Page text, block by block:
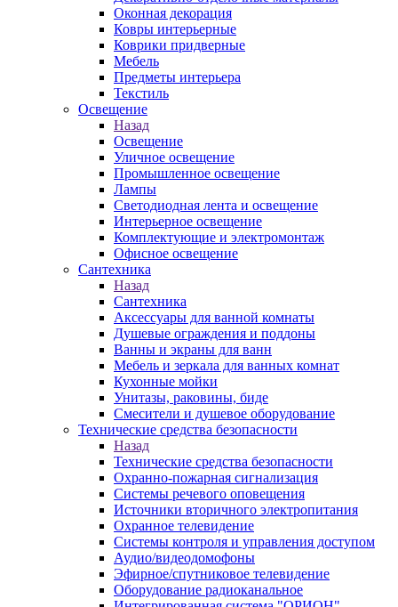
Оконная декорация
Ковры интерьерные
Коврики придверные
Мебель
Предметы интерьера
Текстиль
Освещение
Назад
Освещение
Уличное освещение
Промышленное освещение
Лампы
Светодиодная лента и освещение
Интерьерное освещение
Комплектующие и электромонтаж
Офисное освещение
Сантехника
Назад
Сантехника
Аксессуары для ванной комнаты
Душевые ограждения и поддоны
Ванны и экраны для ванн
Мебель и зеркала для ванных комнат
Кухонные мойки
Унитазы, раковины, биде
Смесители и душевое оборудование
Технические средства безопасности
Назад
Технические средства безопасности
Охранно-пожарная сигнализация
Системы речевого оповещения
Источники вторичного электропитания
Охранное телевидение
Системы контроля и управления доступом
Аудио/видеодомофоны
Эфирное/спутниковое телевидение
Оборудование радиоканальное